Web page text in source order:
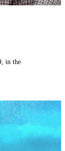
in the